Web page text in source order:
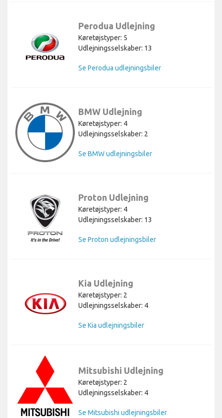
Perodua Udlejning
Køretøjstyper: 5
Udlejningsselskaber: 13
Se Perodua udlejningsbiler
BMW Udlejning
Køretøjstyper: 4
Udlejningsselskaber: 2
Se BMW udlejningsbiler
Proton Udlejning
Køretøjstyper: 4
Udlejningsselskaber: 13
Se Proton udlejningsbiler
Kia Udlejning
Køretøjstyper: 2
Udlejningsselskaber: 4
Se Kia udlejningsbiler
Mitsubishi Udlejning
Køretøjstyper: 2
Udlejningsselskaber: 4
Se Mitsubishi udlejningsbiler